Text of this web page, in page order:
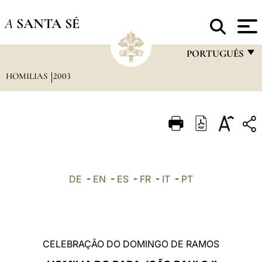
A SANTA SÉ
PORTUGUÊS
ITALIANO
中文
HOMILIAS 2003
DE - EN - ES - FR - IT - PT
CELEBRAÇÃO DO DOMINGO DE RAMOS